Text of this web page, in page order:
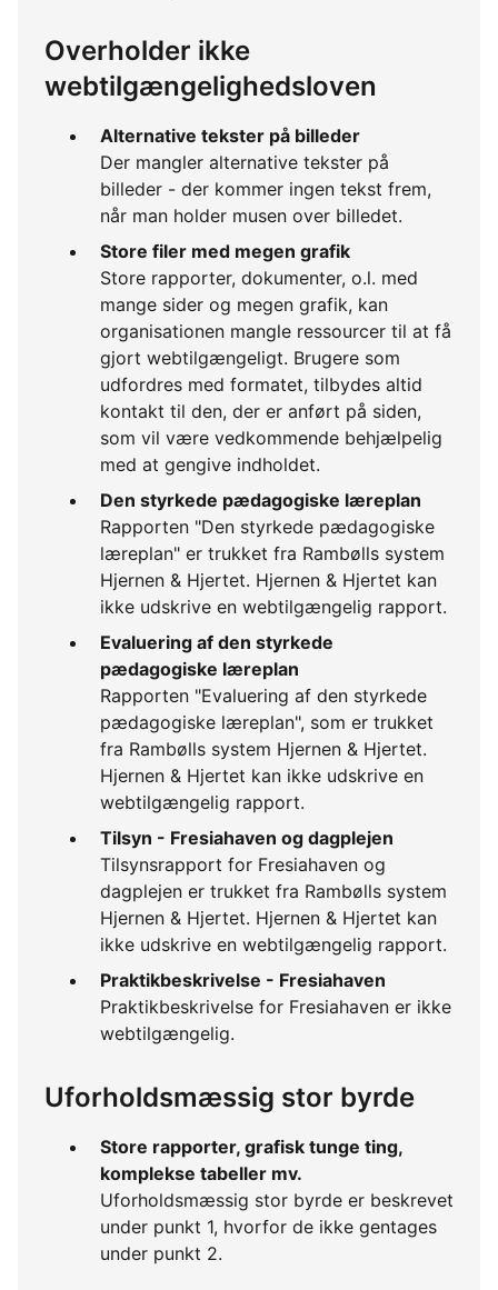
Overholder ikke
webtilgængelighedsloven
Alternative tekster på billeder
Der mangler alternative tekster på
billeder - der kommer ingen tekst frem,
når man holder musen over billedet.
Store filer med megen grafik
Store rapporter, dokumenter, o.l. med
mange sider og megen grafik, kan
organisationen mangle ressourcer til at få
gjort webtilgængeligt. Brugere som
udfordres med formatet, tilbydes altid
kontakt til den, der er anført på siden,
som vil være vedkommende behjælpelig
med at gengive indholdet.
Den styrkede pædagogiske læreplan
Rapporten "Den styrkede pædagogiske
læreplan" er trukket fra Rambølls system
Hjernen & Hjertet. Hjernen & Hjertet kan
ikke udskrive en webtilgængelig rapport.
Evaluering af den styrkede
pædagogiske læreplan
Rapporten "Evaluering af den styrkede
pædagogiske læreplan", som er trukket
fra Rambølls system Hjernen & Hjertet.
Hjernen & Hjertet kan ikke udskrive en
webtilgængelig rapport.
Tilsyn - Fresiahaven og dagplejen
Tilsynsrapport for Fresiahaven og
dagplejen er trukket fra Rambølls system
Hjernen & Hjertet. Hjernen & Hjertet kan
ikke udskrive en webtilgængelig rapport.
Praktikbeskrivelse - Fresiahaven
Praktikbeskrivelse for Fresiahaven er ikke
webtilgængelig.
Uforholdsmæssig stor byrde
Store rapporter, grafisk tunge ting,
komplekse tabeller mv.
Uforholdsmæssig stor byrde er beskrevet
under punkt 1, hvorfor de ikke gentages
under punkt 2.